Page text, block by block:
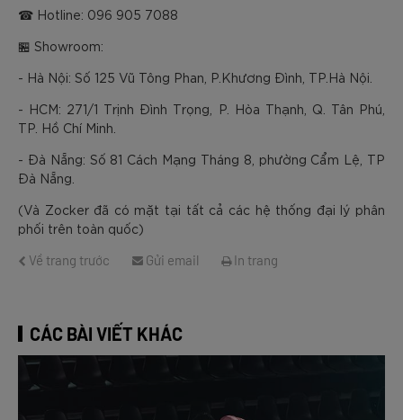
☎ Hotline: 096 905 7088
🏪 Showroom:
- Hà Nội: Số 125 Vũ Tông Phan, P.Khương Đình, TP.Hà Nội.
- HCM: 271/1 Trịnh Đình Trọng, P. Hòa Thạnh, Q. Tân Phú,
TP. Hồ Chí Minh.
- Đà Nẵng: Số 81 Cách Mạng Tháng 8, phường Cẩm Lệ, TP
Đà Nẵng.
(Và Zocker đã có mặt tại tất cả các hệ thống đại lý phân
phối trên toàn quốc)
Về trang trước
Gửi email In trang
CÁC BÀI VIẾT KHÁC